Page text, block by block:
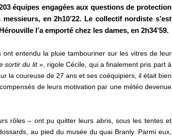
équipes engagées aux questions de protection
en 2h10’22. Le collectif nordiste s’est
l’a emporté chez les dames, en 2h34’59.
ont entendu la pluie tambouriner sur les vitres de leur
sortir du lit», rigole Cécile, qui a finalement pris part à
la coureuse de 27 ans et ses coéquipiers, il était bien
de leurs motivation par une météo devenue
rôles – ont pu quitter leurs abris, sous les tentes et
au pied du musée du quai Branly. Parmi eux,